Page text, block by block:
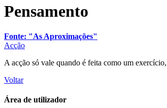
Pensamento
Fonte: "As Aproximações"
Acção
A acção só vale quando é feita como um
Voltar
Área de utilizador